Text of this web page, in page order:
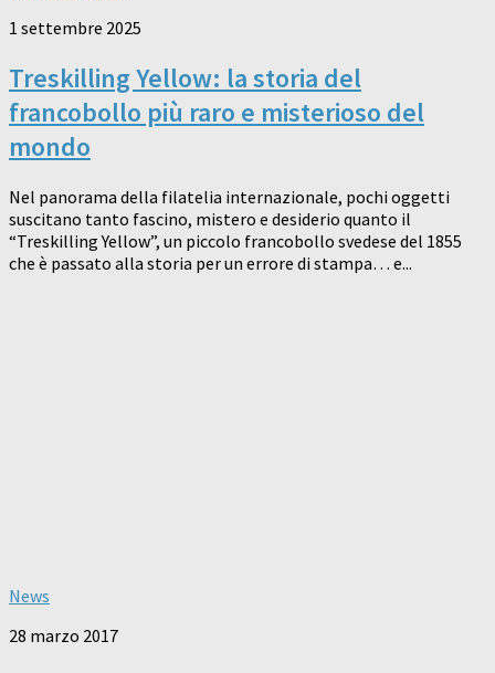
1 settembre 2025
Treskilling Yellow: la storia del
francobollo più raro e misterioso del
mondo
Nel panorama della filatelia internazionale, pochi oggetti
suscitano tanto fascino, mistero e desiderio quanto il
“Treskilling Yellow”, un piccolo francobollo svedese del 1855
che è passato alla storia per un errore di stampa… e...
News
28 marzo 2017